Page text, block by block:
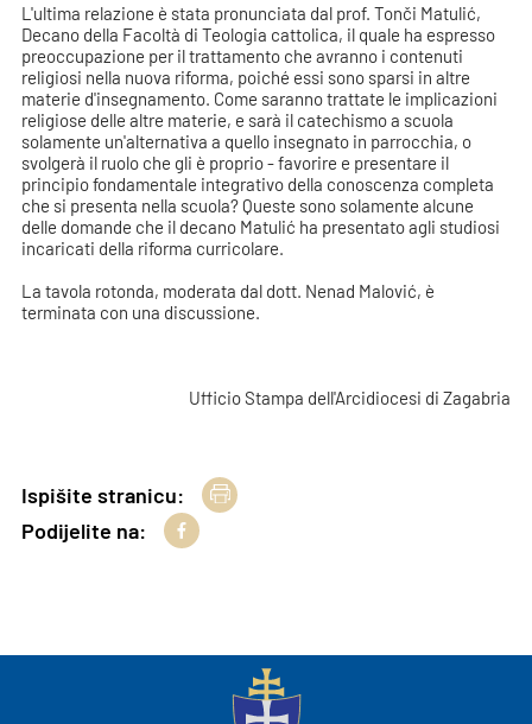
L'ultima relazione è stata pronunciata dal prof. Tonči Matulić,
Decano della Facoltà di Teologia cattolica, il quale ha espresso
preoccupazione per il trattamento che avranno i contenuti
religiosi nella nuova riforma, poiché essi sono sparsi in altre
materie d'insegnamento. Come saranno trattate le implicazioni
religiose delle altre materie, e sarà il catechismo a scuola
solamente un'alternativa a quello insegnato in parrocchia, o
svolgerà il ruolo che gli è proprio - favorire e presentare il
principio fondamentale integrativo della conoscenza completa
che si presenta nella scuola? Queste sono solamente alcune
delle domande che il decano Matulić ha presentato agli studiosi
incaricati della riforma curricolare.
La tavola rotonda, moderata dal dott. Nenad Malović, è
terminata con una discussione.
Ufficio Stampa dell'Arcidiocesi di Zagabria
Ispišite stranicu:
Podijelite na: